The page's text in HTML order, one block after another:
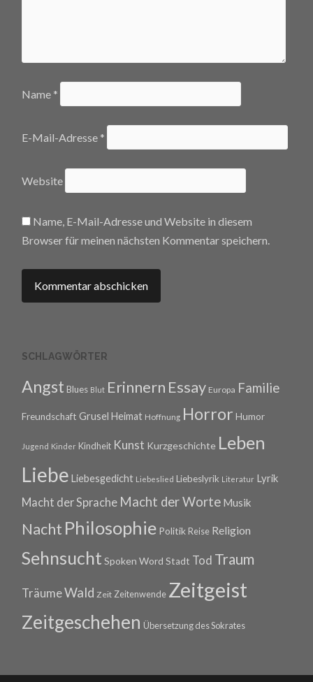
Name *
E-Mail-Adresse *
Website
Name, E-Mail-Adresse und Website in diesem
Browser für meinen nächsten Kommentar speichern.
SCHLAGWÖRTER
Angst Blues Blut Erinnern Essay Europa Familie
Freundschaft Grusel Heimat Hoffnung Horror Humor
Jugend Kinder Kindheit Kunst Kurzgeschichte Leben
Liebe Liebesgedicht Liebeslied Liebeslyrik Literatur Lyrik
Macht der Sprache Macht der Worte Musik
Nacht Philosophie Politik Reise Religion
Sehnsucht Spoken Word Stadt Tod Traum
TräumeWald Zeit Zeitenwende Zeitgeist
Zeitgeschehen Übersetzung des Sokrates